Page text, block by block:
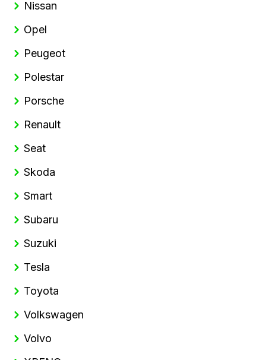
Nissan
Opel
Peugeot
Polestar
Porsche
Renault
Seat
Skoda
Smart
Subaru
Suzuki
Tesla
Toyota
Volkswagen
Volvo